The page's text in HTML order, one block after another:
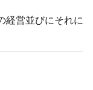
経営並びにそれに